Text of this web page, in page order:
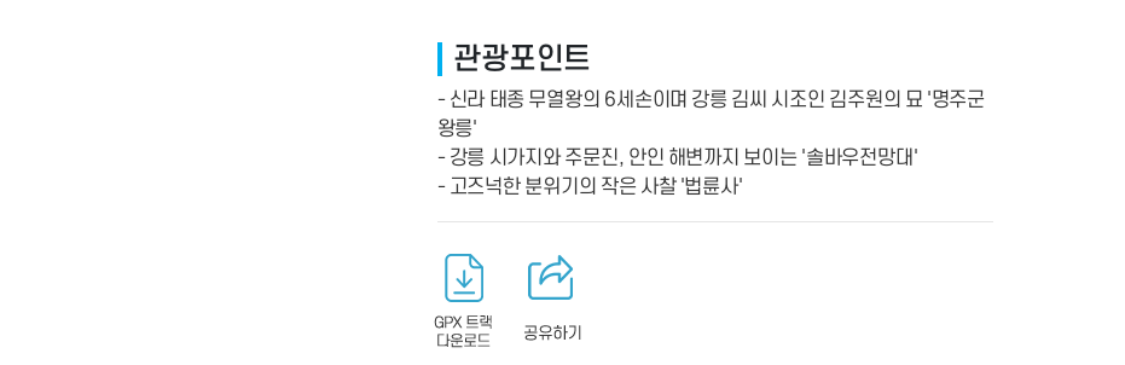
관광포인트
- 신라 태종 무열왕의 6세손이며 강릉 김씨 시조인 김주원의 묘 '명주군
왕릉'
- ­강릉 시가지와 주문진, 안인 해변까지 보이는 '솔바우전망대'
- 고즈넉한 분위기의 작은 사찰 '법륜사'